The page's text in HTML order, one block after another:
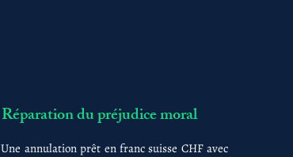
Réparation du préjudice moral
Une annulation prêt en franc suisse CHF avec